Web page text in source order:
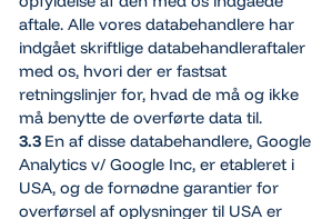
aftale. Alle vores databehandlere har
indgået skriftlige databehandleraftaler
med os, hvori der er fastsat
retningslinjer for, hvad de må og ikke
må benytte de overførte data til.
3.3 En af disse databehandlere, Google
Analytics v/ Google Inc, er etableret i
USA, og de fornødne garantier for
overførsel af oplysninger til USA er